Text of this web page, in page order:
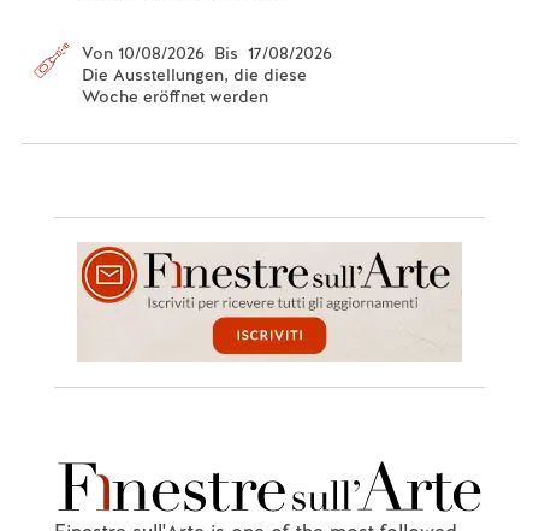
Von 10/08/2026 Bis 17/08/2026
Die Ausstellungen, die diese
Woche eröffnet werden